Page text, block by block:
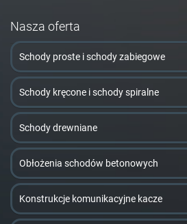
Nasza oferta
Schody proste i schody zabiegowe
Schody kręcone i schody spiralne
Schody drewniane
Obłożenia schodów betonowych
Konstrukcje komunikacyjne kacze